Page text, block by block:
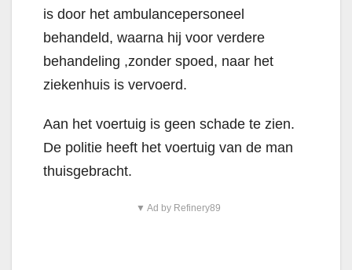
is door het ambulancepersoneel
behandeld, waarna hij voor verdere
behandeling ,zonder spoed, naar het
ziekenhuis is vervoerd.
Aan het voertuig is geen schade te zien.
De politie heeft het voertuig van de man
thuisgebracht.
▼ Ad by Refinery89